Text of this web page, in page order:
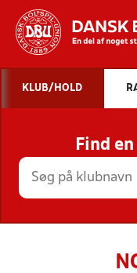
STILLINGER,
KLUB/HOLD
Find